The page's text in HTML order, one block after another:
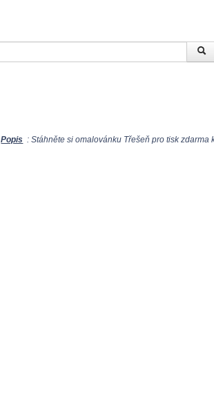
Popis : Stáhněte si omalovánku Třešeň pro tisk zdarma